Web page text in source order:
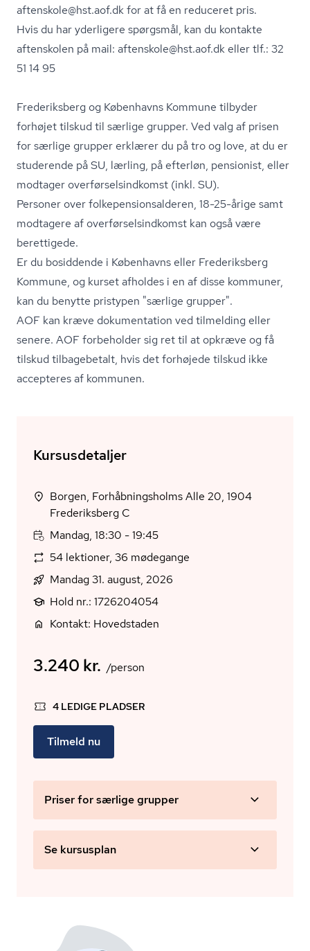
aftenskole@hst.aof.dk for at få en reduceret pris.
Hvis du har yderligere spørgsmål, kan du kontakte
aftenskolen på mail: aftenskole@hst.aof.dk eller tlf.: 32
51 14 95
Frederiksberg og Københavns Kommune tilbyder
forhøjet tilskud til særlige grupper. Ved valg af prisen
for særlige grupper erklærer du på tro og love, at du er
studerende på SU, lærling, på efterløn, pensionist, eller
modtager over­før­sels­ind­komst (inkl. SU).
Personer over fol­ke­pen­sions­al­de­ren, 18-25-årige samt
modtagere af over­før­sels­ind­komst kan også være
berettigede.
Er du bosiddende i Københavns eller Frederiksberg
Kommune, og kurset afholdes i en af disse kommuner,
kan du benytte pristypen "særlige grupper".
AOF kan kræve dokumentation ved tilmelding eller
senere. AOF forbeholder sig ret til at opkræve og få
tilskud tilbagebetalt, hvis det forhøjede tilskud ikke
accepteres af kommunen.
Kursusdetaljer
Borgen, Forhåbningsholms Alle 20, 1904
Frederiksberg C
Mandag, 18:30 - 19:45
54 lektioner, 36 mødegange
Mandag 31. august, 2026
Hold nr.: 1726204054
Kontakt: Hovedstaden
3.240 kr. /person
4 LEDIGE PLADSER
Tilmeld nu
Priser for særlige grupper
Se kursusplan